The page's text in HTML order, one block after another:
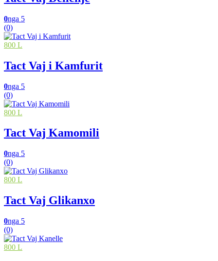
0nga 5
(0)
800 L
Tact Vaj i Kamfurit
0nga 5
(0)
800 L
Tact Vaj Kamomili
0nga 5
(0)
800 L
Tact Vaj Glikanxo
0nga 5
(0)
800 L